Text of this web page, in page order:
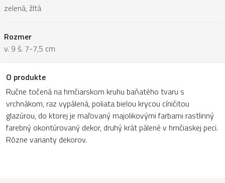
zelená, žltá
Rozmer
v. 9 š. 7-7,5 cm
O produkte
Ručne točená na hrnčiarskom kruhu baňatého tvaru s
vrchnákom, raz vypálená, poliata bielou krycou cíničitou
glazúrou, do ktorej je maľovaný majolikovými farbami rastlinný
farebný okontúrovaný dekor, druhý krát pálené v hrnčiaskej peci.
Rôzne varianty dekorov.